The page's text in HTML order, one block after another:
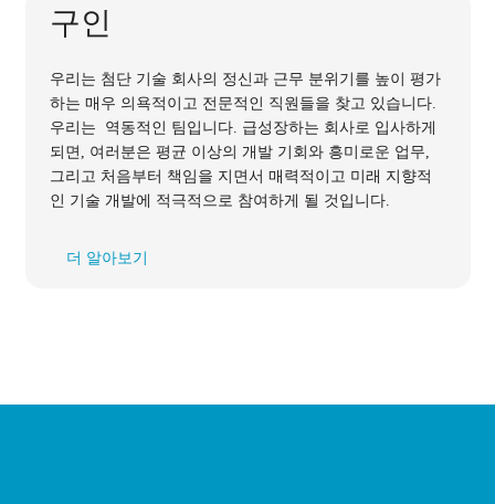
구인
우리는 첨단 기술 회사의 정신과 근무 분위기를 높이 평가
하는 매우 의욕적이고 전문적인 직원들을 찾고 있습니다.
우리는 역동적인 팀입니다. 급성장하는 회사로 입사하게
되면, 여러분은 평균 이상의 개발 기회와 흥미로운 업무,
그리고 처음부터 책임을 지면서 매력적이고 미래 지향적
인 기술 개발에 적극적으로 참여하게 될 것입니다.
더 알아보기